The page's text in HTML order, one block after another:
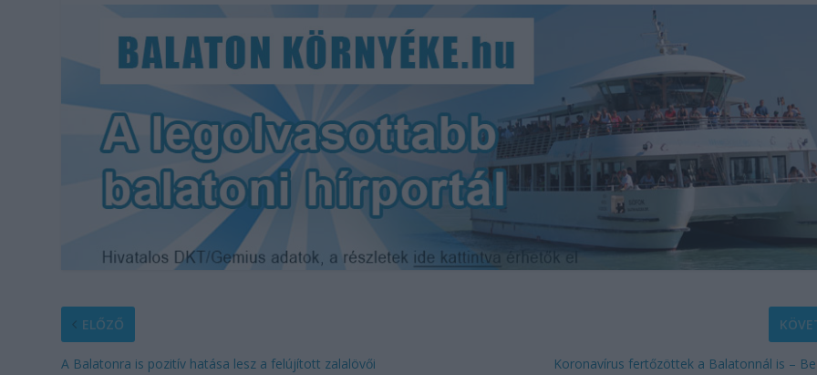
ELŐZŐ
A Balatonra is pozitív hatása lesz a felújított zalalövői
Koronavírus fertőzöttek a Balatonnál is –